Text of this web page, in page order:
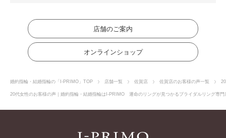
店舗のご案内
オンラインショップ
婚約指輪・結婚指輪の「I-PRIMO」TOP 店舗一覧 佐賀店 佐賀店のお客様の声一覧
20代女性のお客様の声｜婚約指輪・結婚指輪はI-PRIMO 運命のリングが見つかるブライダルリング専